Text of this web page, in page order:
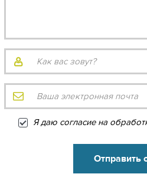
Я даю согласие на